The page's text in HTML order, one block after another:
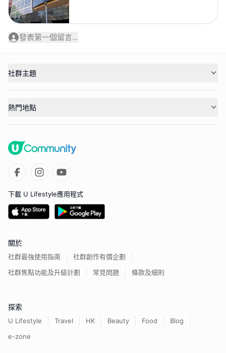
發表第一個留言...
社群主題
熱門地點
下載 U Lifestyle應用程式
關於
社群最強使用指南
社群創作有價企劃
社群焦點功能及升級計劃
常見問題 條款及細則
探索
U Lifestyle Travel HK Beauty Food
Blog
e-zone